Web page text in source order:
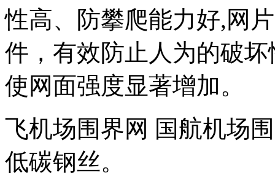
性高、防攀爬能力好,网
件，有效防止人为的破
使网面强度显著增加。
飞机场围界网 国航机场
低碳钢丝。